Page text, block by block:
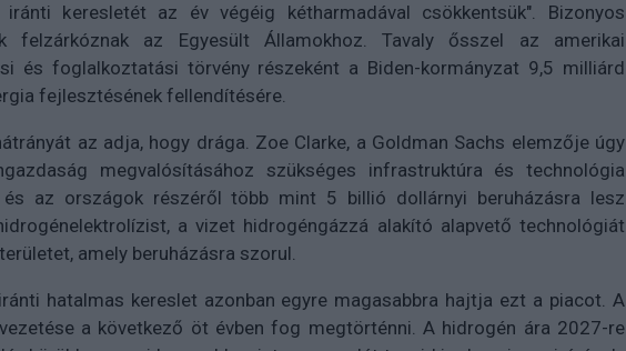
keresletét az év végéig kétharmadával csökkentsük". Bizonyos
felzárkóznak az Egyesült Államokhoz. Tavaly ősszel az amerikai
és foglalkoztatási törvény részeként a Biden-kormányzat 9,5 milliárd
fejlesztésének fellendítésére.
az adja, hogy drága. Zoe Clarke, a Goldman Sachs elemzője úgy
megvalósításához szükséges infrastruktúra és technológia
és az országok részéről több mint 5 billió dollárnyi beruházásra lesz
a vizet hidrogéngázzá alakító alapvető technológiát
amely beruházásra szorul.
hatalmas kereslet azonban egyre magasabbra hajtja ezt a piacot. A
a következő öt évben fog megtörténni. A hidrogén ára 2027-re